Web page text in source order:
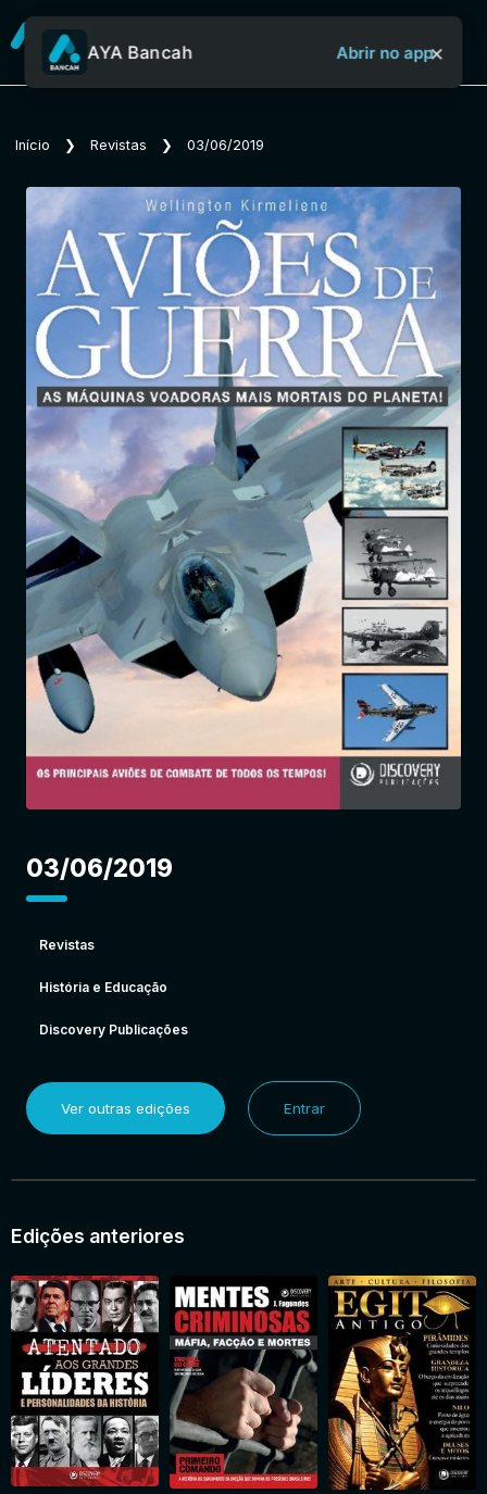
Sobre o Aya Bancah
Início
Revistas
Jornais
Notícias
Entrar
AYA Bancah Abrir no app×
Início ❯ Revistas ❯ 03/06/2019
03/06/2019
Revistas
História e Educação
Discovery Publicações
Ver outras edições Entrar
Edições anteriores